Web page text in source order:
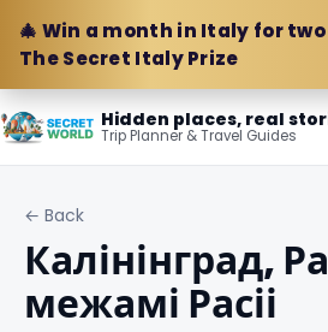
🎄 Win a month in Italy for two
The Secret Italy Prize
Hidden places, real
Trip Planner & Travel Guides
← Back
Калінінград,
межамі Расіі